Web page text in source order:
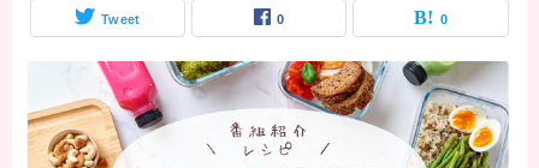
Tweet 0 0